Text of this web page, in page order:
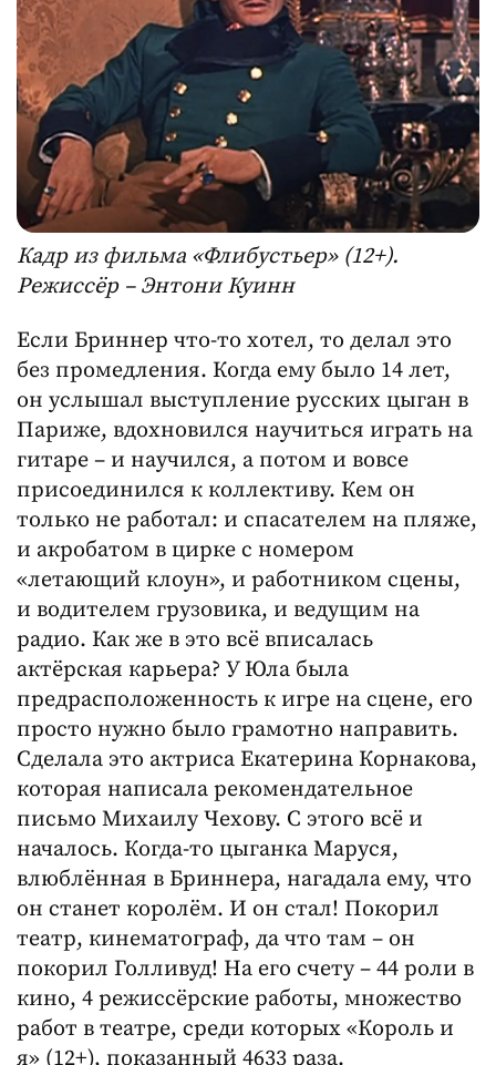
Кадр из фильма «Флибустьер» (12+).
Режиссёр – Энтони Куинн
Если Бриннер что-то хотел, то делал это
без промедления. Когда ему было 14 лет,
он услышал выступление русских цыган в
Париже, вдохновился научиться играть на
гитаре – и научился, а потом и вовсе
присоединился к коллективу. Кем он
только не работал: и спасателем на пляже,
и акробатом в цирке с номером
«летающий клоун», и работником сцены,
и водителем грузовика, и ведущим на
радио. Как же в это всё вписалась
актёрская карьера? У Юла была
предрасположенность к игре на сцене, его
просто нужно было грамотно направить.
Сделала это актриса Екатерина Корнакова,
которая написала рекомендательное
письмо Михаилу Чехову. С этого всё и
началось. Когда-то цыганка Маруся,
влюблённая в Бриннера, нагадала ему, что
он станет королём. И он стал! Покорил
театр, кинематограф, да что там – он
покорил Голливуд! На его счету – 44 роли в
кино, 4 режиссёрские работы, множество
работ в театре, среди которых «Король и
я» (12+), показанный 4633 раза.